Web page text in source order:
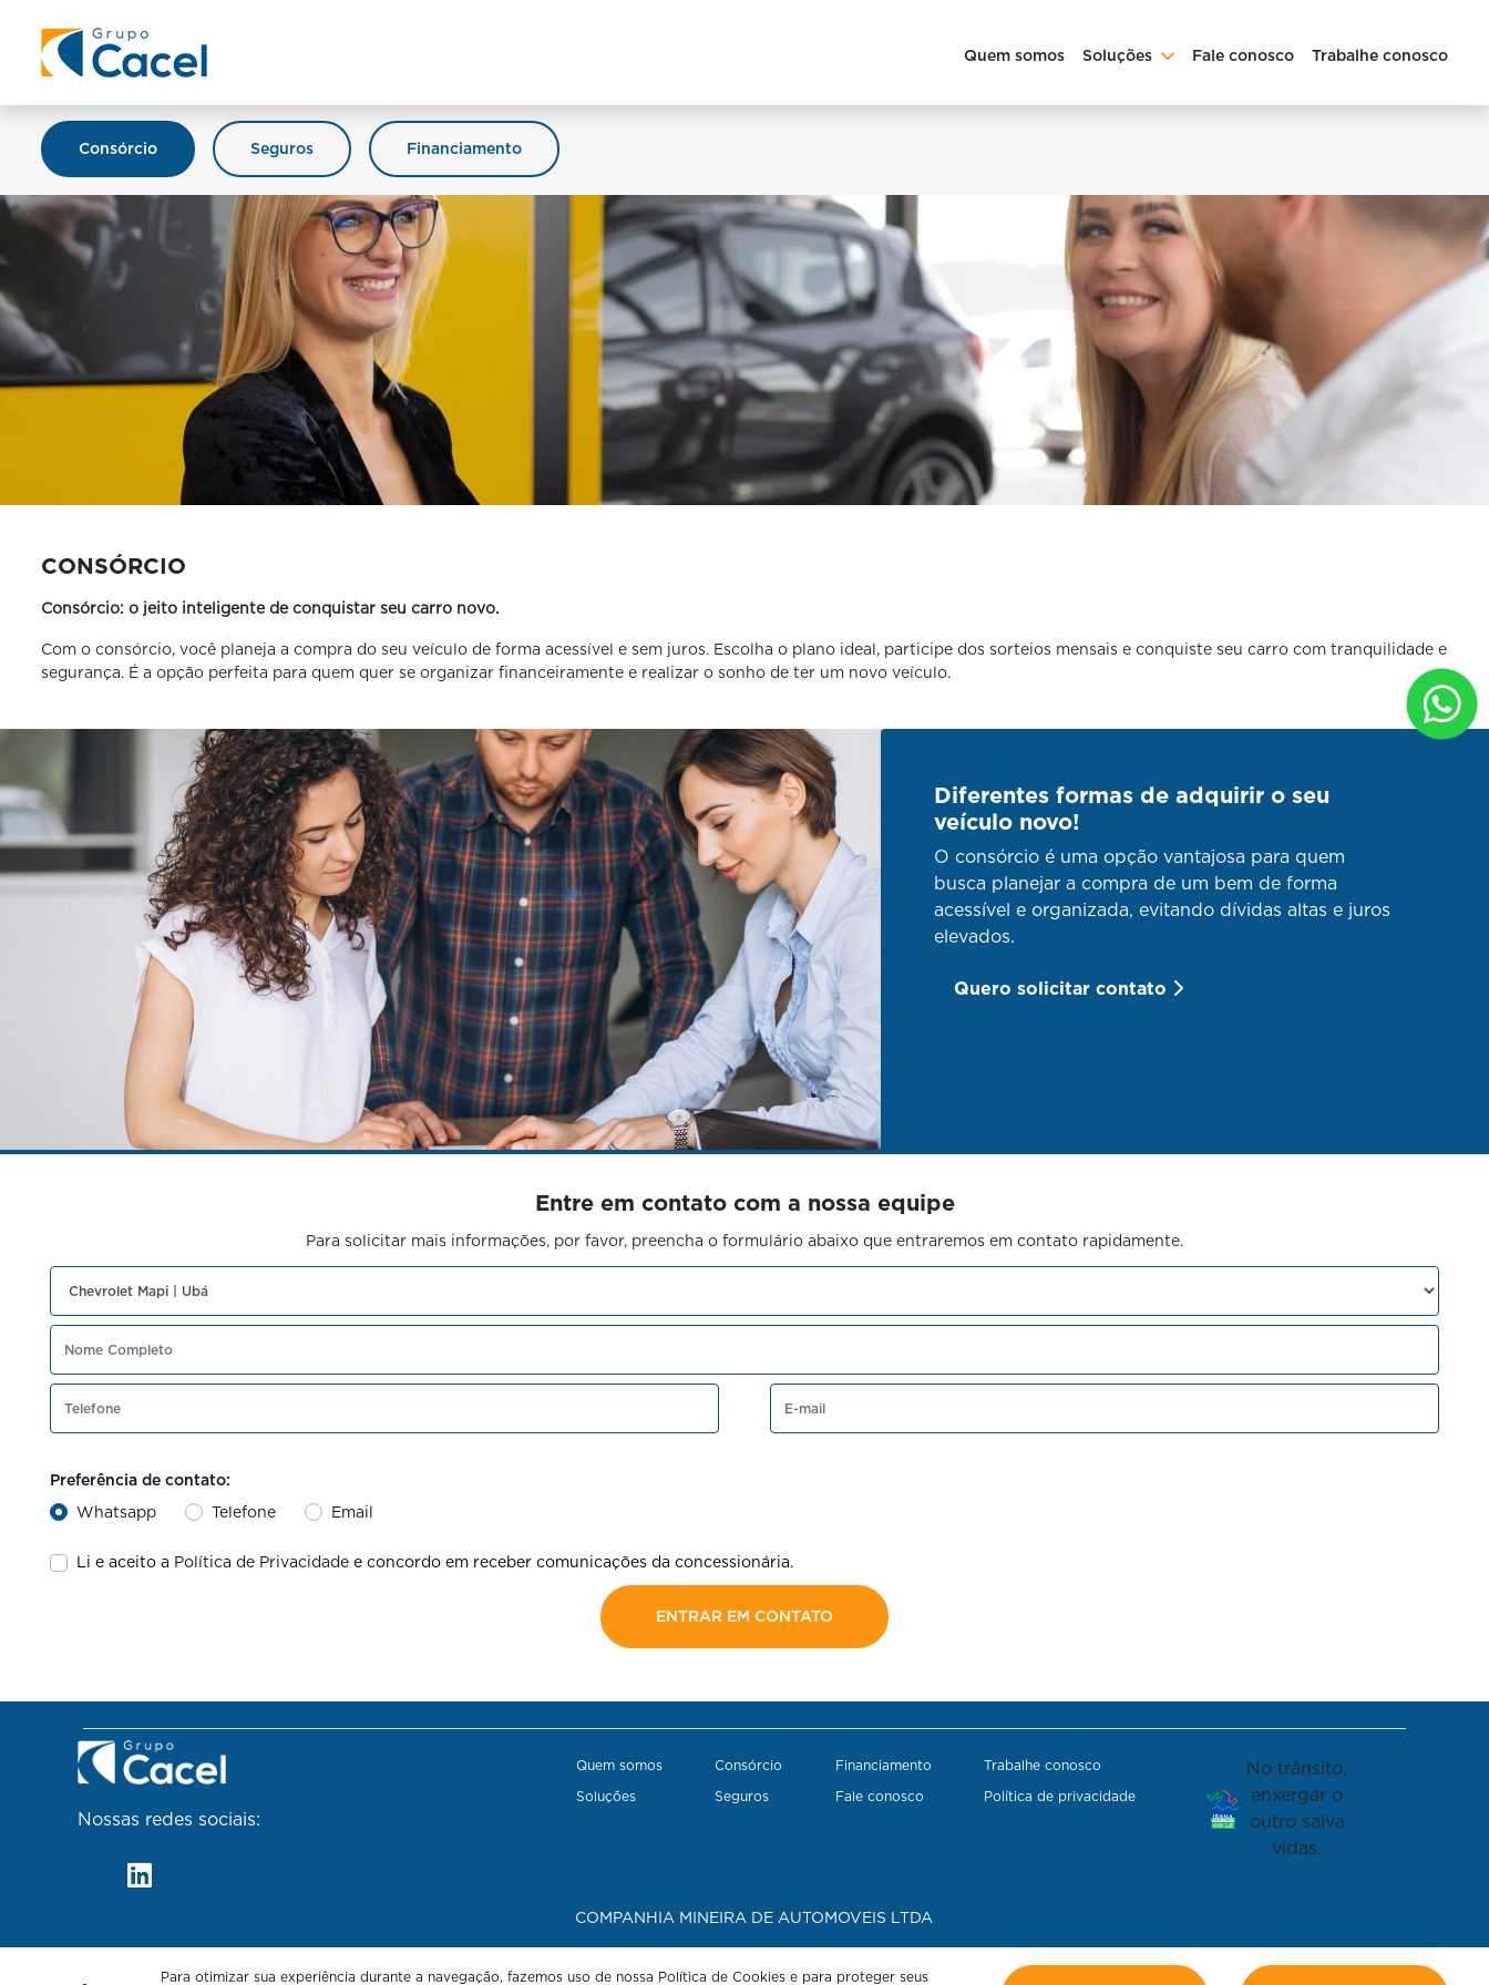
Quem somos Soluções Fale conosco Trabalhe conosco
Consórcio Seguros Financiamento
CONSÓRCIO
Consórcio: o jeito inteligente de conquistar seu carro novo.
Com o consórcio, você planeja a compra do seu veículo de forma acessível e sem juros. Escolha o plano ideal, participe dos sorteios mensais e conquiste seu carro com tranquilidade e
segurança. É a opção perfeita para quem quer se organizar financeiramente e realizar o sonho de ter um novo veículo.
Diferentes formas de adquirir o seu
veículo novo!
O consórcio é uma opção vantajosa para quem
busca planejar a compra de um bem de forma
acessível e organizada, evitando dívidas altas e juros
elevados.
Quero solicitar contato
Entre em contato com a nossa equipe
Para solicitar mais informações, por favor, preencha o formulário abaixo que entraremos em contato rapidamente.
Preferência de contato:
Whatsapp
Telefone Email
Li e aceito a Política de Privacidade e concordo em receber comunicações da concessionária.
ENTRAR EM CONTATO
Nossas redes sociais:
Quem somos
Soluções
Consórcio
Seguros
Financiamento
Fale conosco
Trabalhe conosco
Política de privacidade
No trânsito,
enxergar o
outro salva
vidas.
COMPANHIA MINEIRA DE AUTOMOVEIS LTDA
Para otimizar sua experiência durante a navegação, fazemos uso de nossa Política de Cookies e para proteger seus